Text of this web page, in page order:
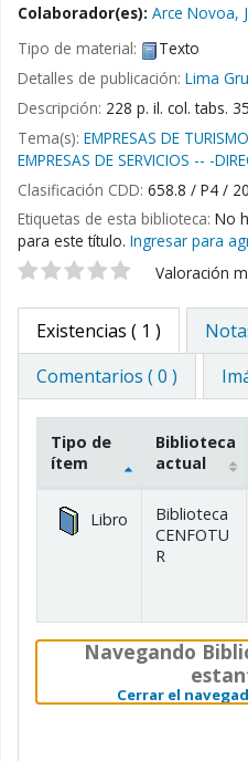
Colaborador(es): Arce Novoa,
Tipo de material:
Texto
Detalles de publicación: Lima
Descripción: 228 p. il. col. tabs.
Tema(s): EMPRESAS DE
EMPRESAS DE SERVICIOS -- -
Clasificación CDD: 658.8 / P4 /
Etiquetas de esta biblioteca: No
para este título. Ingresar para
Valoración Valoración
Existencias ( 1 )
Comentarios ( 0 )
Tipo de
ítem
Biblioteca
actual
Libro
Biblioteca
CENFOTU
R
Navegando
Cerrar el